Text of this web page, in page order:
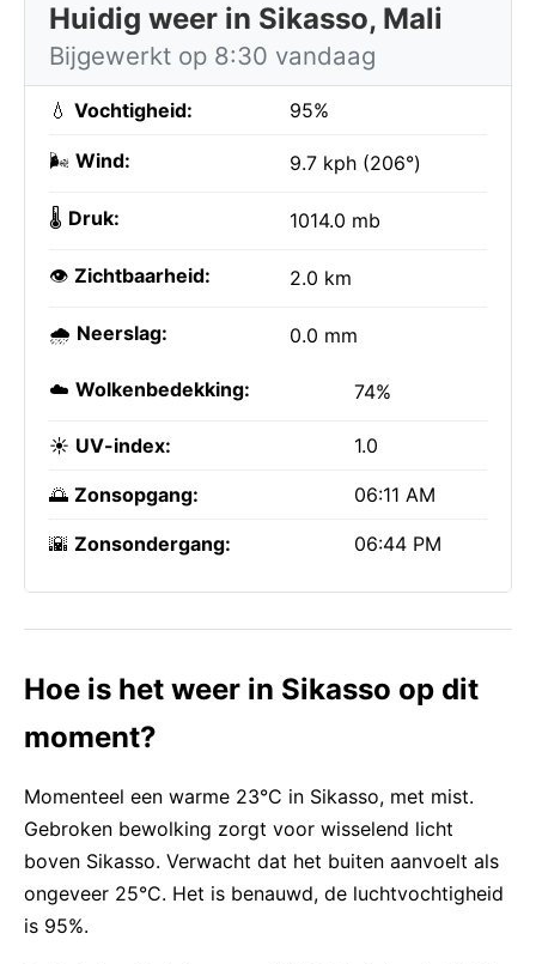
Huidig weer in Sikasso, Mali
Bijgewerkt op 8:30 vandaag
💧 Vochtigheid: 95%
🌬️ Wind: 9.7 kph (206°)
🌡️ Druk: 1014.0 mb
👁️ Zichtbaarheid: 2.0 km
🌧️ Neerslag: 0.0 mm
☁️ Wolkenbedekking: 74%
☀️ UV-index: 1.0
🌅 Zonsopgang: 06:11 AM
🌇 Zonsondergang: 06:44 PM
Hoe is het weer in Sikasso op dit
moment?
Momenteel een warme 23°C in Sikasso, met mist.
Gebroken bewolking zorgt voor wisselend licht
boven Sikasso. Verwacht dat het buiten aanvoelt als
ongeveer 25°C. Het is benauwd, de luchtvochtigheid
is 95%.